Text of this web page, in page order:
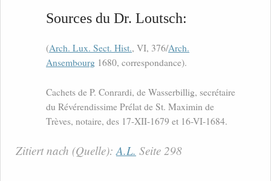
Sources du Dr. Loutsch:
(Arch. Lux. Sect. Hist., VI, 376/Arch.
Ansembourg 1680, correspondance).
Cachets de P. Conrardi, de Wasserbillig, secrétaire
du Révérendissime Prélat de St. Maximin de
Trèves, notaire, des 17-XII-1679 et 16-VI-1684.
Zitiert nach (Quelle):A.L. Seite 298